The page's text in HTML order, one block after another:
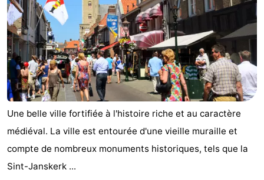
Une belle ville fortifiée à l'histoire riche et au caractère
médiéval. La ville est entourée d'une vieille muraille et
compte de nombreux monuments historiques, tels que la
Sint-Janskerk ...